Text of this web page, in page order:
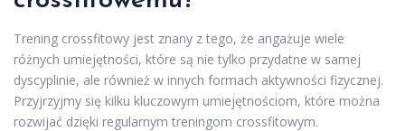
Trening crossfitowy jest znany z tego, że angażuje wiele
różnych umiejętności, które są nie tylko przydatne w samej
dyscyplinie, ale również w innych formach aktywności fizycznej.
Przyjrzyjmy się kilku kluczowym umiejętnościom, które można
rozwijać dzięki regularnym treningom crossfitowym.